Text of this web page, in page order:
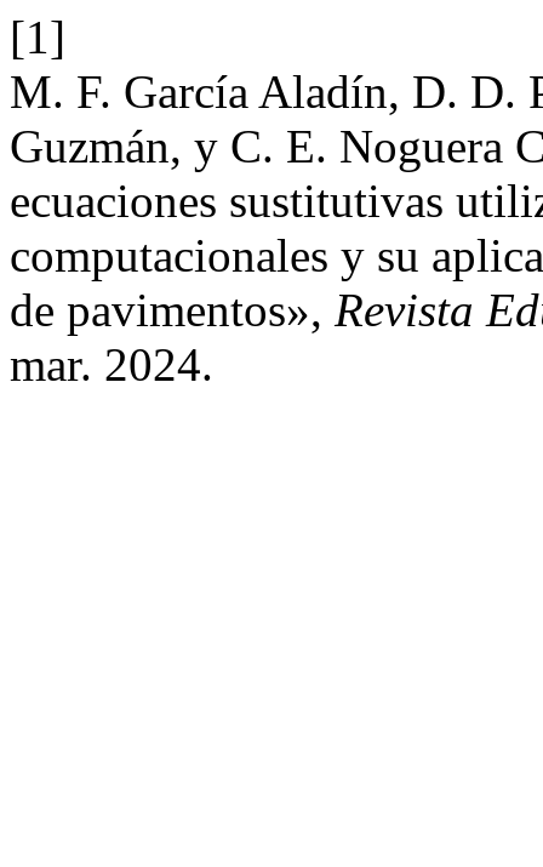
[1]
M. F. García Aladín, D. D.
Guzmán, y C. E. Noguera
ecuaciones sustitutivas
computacionales y su
de pavimentos», Revista
mar. 2024.